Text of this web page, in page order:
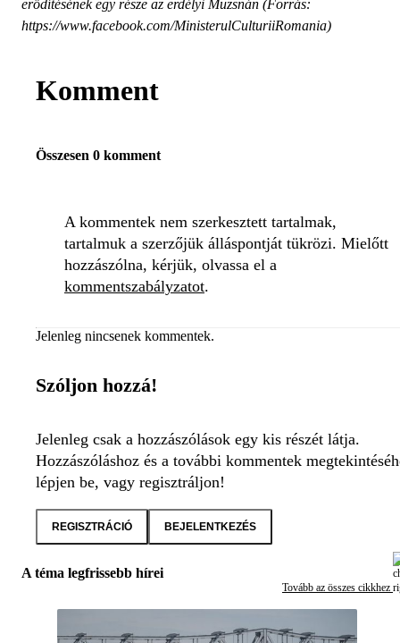
erődítésének egy része az erdélyi Muzsnán (Forrás:
https://www.facebook.com/MinisterulCulturiiRomania)
Komment
Összesen 0 komment
A kommentek nem szerkesztett tartalmak,
tartalmuk a szerzőjük álláspontját tükrözi. Mielőtt
hozzászólna, kérjük, olvassa el a
kommentszabályzatot.
Jelenleg nincsenek kommentek.
Szóljon hozzá!
Jelenleg csak a hozzászólások egy kis részét látja.
Hozzászóláshoz és a további kommentek
lépjen be, vagy regisztráljon!
REGISZTRÁCIÓ BEJELENTKEZÉS
A téma legfrissebb hírei
Tovább az összes cikkhez